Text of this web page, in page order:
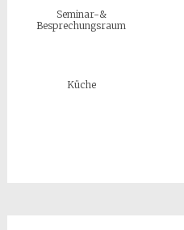
Seminar-&
Besprechungsraum
Küche